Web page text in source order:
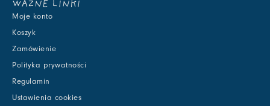
WAŻNE LINKI
Moje konto
Koszyk
Zamówienie
Polityka prywatności
Regulamin
Ustawienia cookies